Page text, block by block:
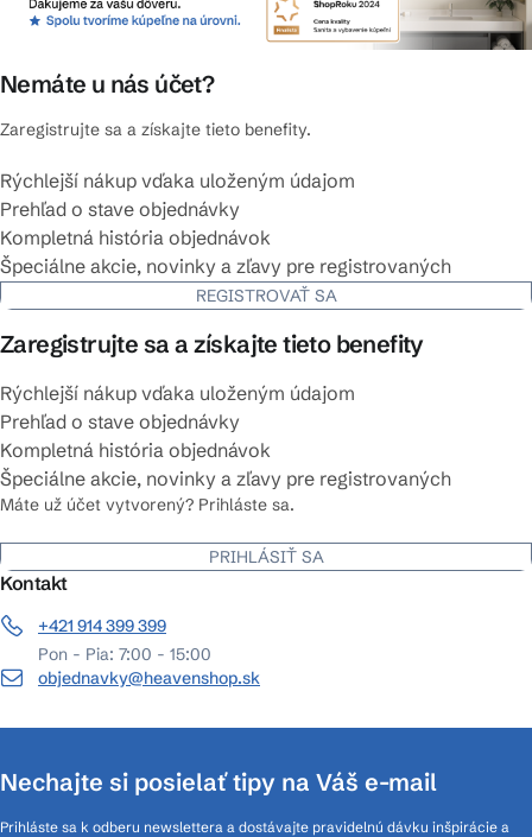
Nemáte u nás účet?
Zaregistrujte sa a získajte tieto benefity.
Rýchlejší nákup vďaka uloženým údajom
Prehľad o stave objednávky
Kompletná história objednávok
Špeciálne akcie, novinky a zľavy pre registrovaných
REGISTROVAŤ SA
Zaregistrujte sa a získajte tieto benefity
Rýchlejší nákup vďaka uloženým údajom
Prehľad o stave objednávky
Kompletná história objednávok
Špeciálne akcie, novinky a zľavy pre registrovaných
Máte už účet vytvorený? Prihláste sa.
PRIHLÁSIŤ SA
Kontakt
+421 914 399 399
Pon - Pia: 7:00 - 15:00
objednavky@heavenshop.sk
Nechajte si posielať tipy na Váš e-mail
Prihláste sa k odberu newslettera a dostávajte pravidelnú dávku inšpirácie a